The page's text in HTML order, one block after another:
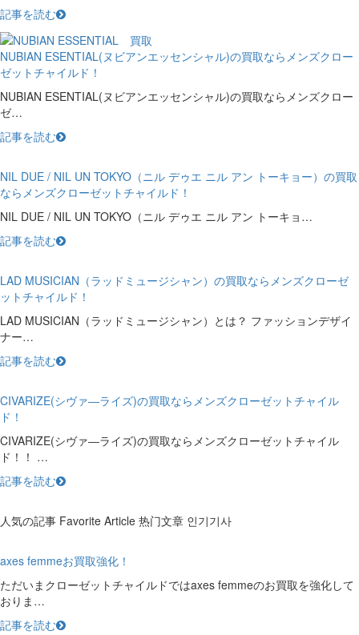
記事を読む
NUBIAN ESENTIAL(ヌビアンエッセンシャル)の買取ならメンズクロー
ゼットチャイルド！
NUBIAN ESENTIAL(ヌビアンエッセンシャル)の買取ならメンズクロー
ゼ…
記事を読む
NIL DUE / NIL UN TOKYO（ニル デゥエ ニル アン トーキョー）の買取
ならメンズクローゼットチャイルド！
NIL DUE / NIL UN TOKYO（ニル デゥエ ニル アン トーキョ…
記事を読む
LAD MUSICIAN（ラッドミュージシャン）の買取ならメンズクローゼ
ットチャイルド！
LAD MUSICIAN（ラッドミュージシャン）とは？ ファッションデザイ
ナー…
記事を読む
CIVARIZE(シヴァ―ライズ)の買取ならメンズクローゼットチャイル
ド！
CIVARIZE(シヴァ―ライズ)の買取ならメンズクローゼットチャイル
ド！！ …
記事を読む
人気の記事 Favorite Article 热门文章 인기기사
axes femmeお買取強化！
ただいまクローゼットチャイルドではaxes femmeのお買取を強化して
おりま…
記事を読む